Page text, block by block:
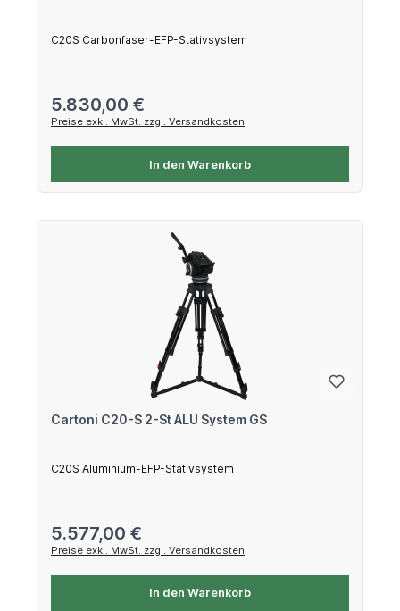
C20S Carbonfaser-EFP-Stativsystem
Regulärer Preis:
5.830,00 €
Preise exkl. MwSt. zzgl. Versandkosten
In den Warenkorb
Cartoni C20-S 2-St ALU System GS
C20S Aluminium-EFP-Stativsystem
Regulärer Preis:
5.577,00 €
Preise exkl. MwSt. zzgl. Versandkosten
In den Warenkorb